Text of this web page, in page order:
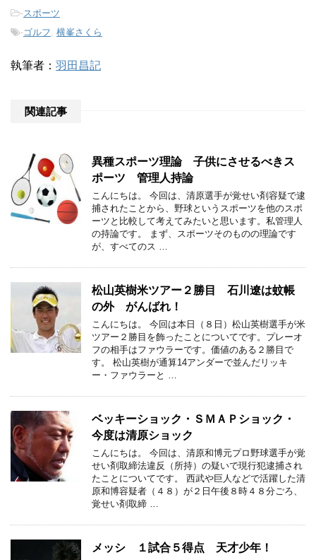
-スポーツ
-ゴルフ, 横峯さくら
執筆者： 羽田昌記
関連記事
異種スポーツ理論 子供にさせるべきス
ポーツ 管理人持論
こんにちは。 今回は、清原選手が覚せい剤容疑で逮
捕されたことから、野球というスポーツを他のスポ
ーツと比較して考えてみたいと思います。私管理人
の持論です。 まず、スポーツそのものの理論です
が、すべてのス …
松山英樹米ツアー２勝目 石川遼は蚊帳
の外 がんばれ！
こんにちは。 今回は本日（８日）松山英樹選手が米
ツアー２勝目を飾ったことについてです。プレーオ
フの相手はファウラーです。価値のある２勝目で
す。 松山英樹が通算14アンダーで並んだリッキ
ー・ファウラーと …
ベッキーショック・ＳＭＡＰショック・
今度は清原ショック
こんにちは。 今回は、清原和博元プロ野球選手が覚
せい剤取締法違反（所持）の疑いで現行犯逮捕され
たことについてです。 西武や巨人などで活躍した清
原和博容疑者（４８）が２日午後８時４８分ごろ、
覚せい剤取締 …
メッシ １試合５得点 天才少年！